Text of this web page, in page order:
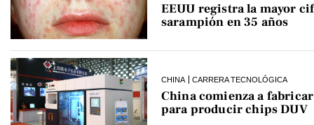
EEUU registra la mayor
sarampión en 35 años
CHINA CARRERA TECNOLÓGICA
China comienza a
para producir chips DUV